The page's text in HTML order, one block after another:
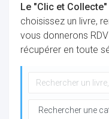
Le "Clic et
choisissez un livre,
vous donnerons
récupérer en toute